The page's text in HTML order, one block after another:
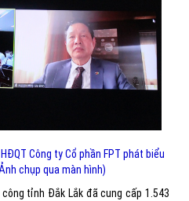
Công ty Cổ phần FPT phát biểu
chụp qua màn hình)
tỉnh Đắk Lắk đã cung cấp 1.543